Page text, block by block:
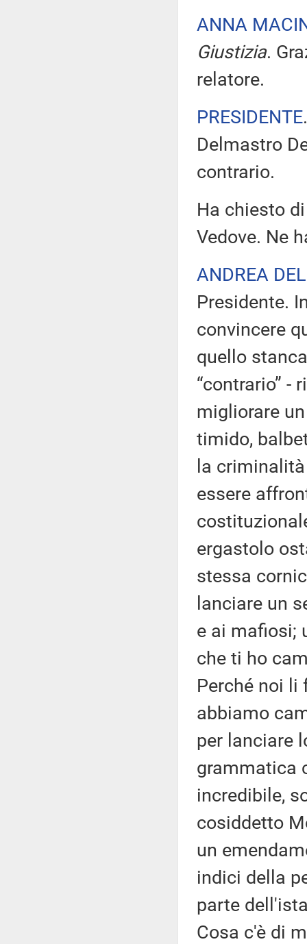
ANNA
Giustizia.
relatore.
PRESIDENTE
Delmastro
contrario.
Ha chiesto
Vedove. Ne
ANDREA
Presidente.
convincere
quello
“contrario” -
migliorare
timido,
la
essere
ergastolo
stessa
lanciare un
e ai mafiosi;
che ti ho
Perché noi li
abbiamo
per lanciare
grammatica
incredibile,
cosiddetto
un
indici della
parte
Cosa c'è di